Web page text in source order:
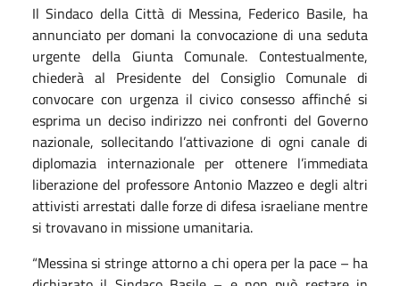
Il Sindaco della Città di Messina, Federico Basile, ha
annunciato per domani la convocazione di una seduta
urgente della Giunta Comunale. Contestualmente,
chiederà al Presidente del Consiglio Comunale di
convocare con urgenza il civico consesso affinché si
esprima un deciso indirizzo nei confronti del Governo
nazionale, sollecitando l’attivazione di ogni canale di
diplomazia internazionale per ottenere l’immediata
liberazione del professore Antonio Mazzeo e degli altri
attivisti arrestati dalle forze di difesa israeliane mentre
si trovavano in missione umanitaria.
“Messina si stringe attorno a chi opera per la pace – ha